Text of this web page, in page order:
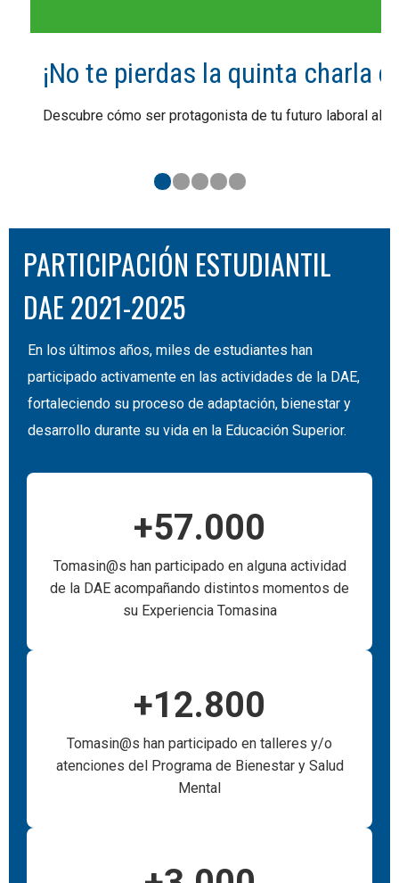
¡No te pierdas la quinta charla
Descubre cómo ser protagonista de tu futuro laboral al
PARTICIPACIÓN ESTUDIANTIL
DAE 2021-2025
En los últimos años, miles de estudiantes han
participado activamente en las actividades de la DAE,
fortaleciendo su proceso de adaptación, bienestar y
desarrollo durante su vida en la Educación Superior.
+57.000
Tomasin@s han participado en alguna actividad
de la DAE acompañando distintos momentos de
su Experiencia Tomasina
+12.800
Tomasin@s han participado en talleres y/o
atenciones del Programa de Bienestar y Salud
Mental